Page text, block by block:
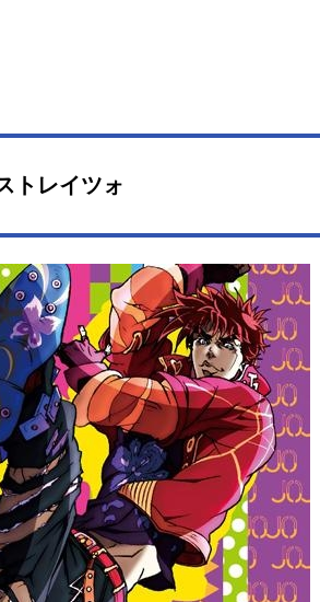
トレイツォ